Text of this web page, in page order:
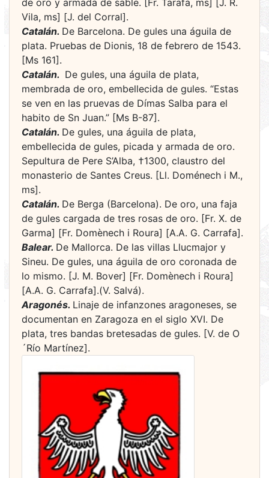
de oro y armada de sable. [Fr. Tarafa, ms] [J. R.
Vila, ms] [J. del Corral].
Catalán. De Barcelona. De gules una águila de
plata. Pruebas de Dionis, 18 de febrero de 1543.
[Ms 161].
Catalán. ­ De gules, una águila de plata,
membrada de oro, embellecida de gules. “Estas
se ven en las pruevas de Dímas Salba para el
habito de Sn Juan.” [Ms B-87].
Catalán. De gules, una águila de plata,
embellecida de gules, picada y armada de oro.
Sepultura de Pere S’Alba, †1300, claustro del
monasterio de Santes Creus. [Ll. Doménech i M.,
ms].
Catalán. De Berga (Barcelona). De oro, una faja
de gules cargada de tres rosas de oro. [Fr. X. de
Garma] [Fr. Domènech i Roura] [A.A. G. Carrafa].
Balear. De Mallorca. De las villas Llucmajor y
Sineu. De gules, una águila de oro coronada de
lo mismo. [J. M. Bover] [Fr. Domènech i Roura]
[A.A. G. Carrafa].(V. Salvá).
Aragonés. Linaje de infanzones aragoneses, se
documentan en Zaragoza en el siglo XVI. De
plata, tres bandas bretesadas de gules. [V. de O
´Río Martínez].